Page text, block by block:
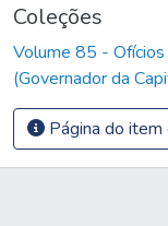
Coleções
Volume 85 - Ofícios
(Governador da
Página do